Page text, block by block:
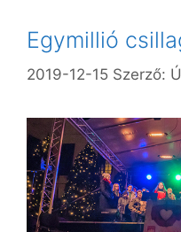
Egymillió
2019-12-15 Szerző: